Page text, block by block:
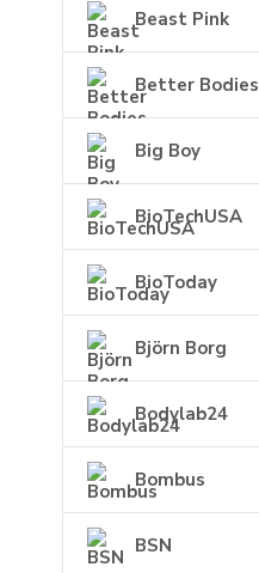
Beast Pink
Better Bodies
Big Boy
BioTechUSA
BioToday
Björn Borg
Bodylab24
Bombus
BSN